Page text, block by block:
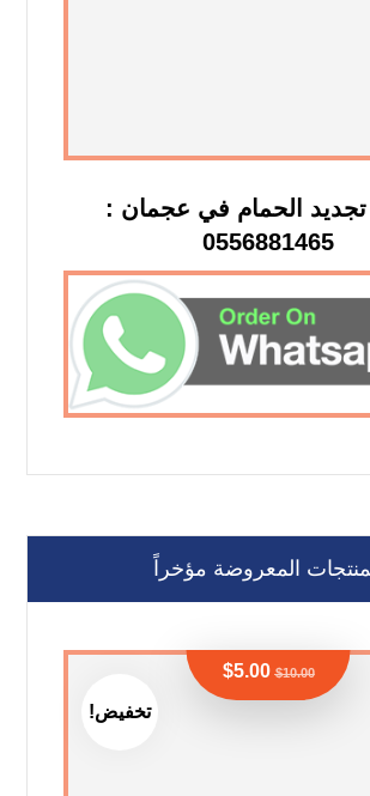
الحمام في عجمان :
0556881465
المعروضة مؤخراً
تخفيض!
$10.00
$5.00